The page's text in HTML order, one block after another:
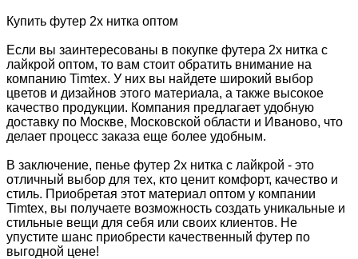
Купить футер 2х нитка оптом
Если вы заинтересованы в покупке футера 2х нитка с
лайкрой оптом, то вам стоит обратить внимание на
компанию Timtex. У них вы найдете широкий выбор
цветов и дизайнов этого материала, а также высокое
качество продукции. Компания предлагает удобную
доставку по Москве, Московской области и Иваново, что
делает процесс заказа еще более удобным.
В заключение, пенье футер 2х нитка с лайкрой - это
отличный выбор для тех, кто ценит комфорт, качество и
стиль. Приобретая этот материал оптом у компании
Timtex, вы получаете возможность создать уникальные и
стильные вещи для себя или своих клиентов. Не
упустите шанс приобрести качественный футер по
выгодной цене!